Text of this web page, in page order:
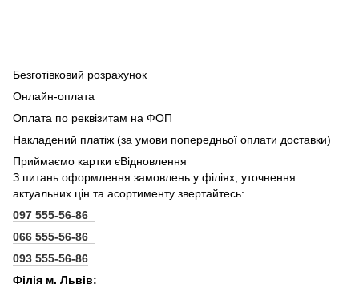
Безготівковий розрахунок
Онлайн-оплата
Оплата по реквізитам на ФОП
Накладений платіж (за умови попередньої оплати доставки)
Приймаємо картки єВідновлення
З питань оформлення замовлень у філіях, уточнення
актуальних цін та асортименту звертайтесь:
097 555-56-86
066 555-56-86
093 555-56-86
Філія м. Львів: